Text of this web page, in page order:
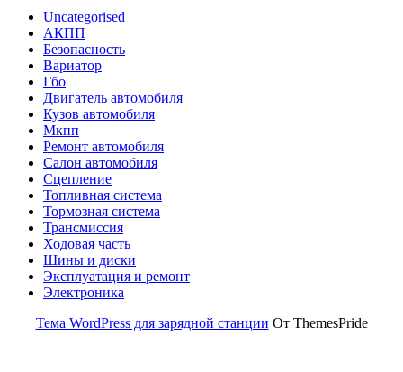
Uncategorised
АКПП
Безопасность
Вариатор
Гбо
Двигатель автомобиля
Кузов автомобиля
Мкпп
Ремонт автомобиля
Салон автомобиля
Сцепление
Топливная система
Тормозная система
Трансмиссия
Ходовая часть
Шины и диски
Эксплуатация и ремонт
Электроника
Тема WordPress для зарядной станции От ThemesPride